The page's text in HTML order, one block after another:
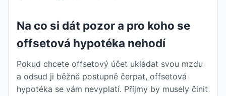
Na co si dát pozor a pro koho se
offsetová hypotéka nehodí
Pokud chcete offsetový účet ukládat svou mzdu
a odsud ji běžně postupně čerpat, offsetová
hypotéka se vám nevyplatí. Příjmy by musely činit